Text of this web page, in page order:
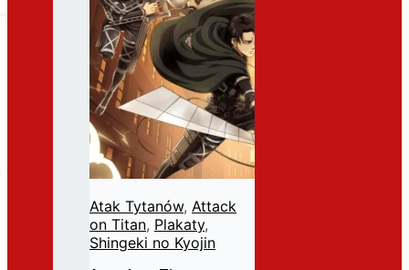
Atak Tytanów, Attack
on Titan, Plakaty,
Shingeki no Kyojin